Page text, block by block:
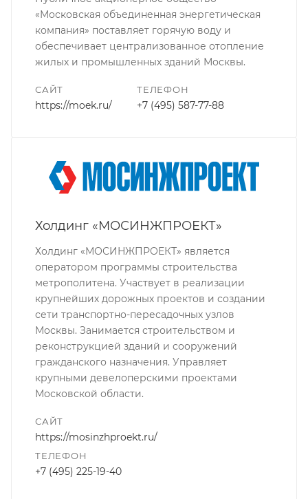
«Московская объединенная энергетическая
компания» поставляет горячую воду и
обеспечивает централизованное отопление
жилых и промышленных зданий Москвы.
САЙТ
https://moek.ru/
ТЕЛЕФОН
+7 (495) 587-77-88
Холдинг «МОСИНЖПРОЕКТ»
Холдинг «МОСИНЖПРОЕКТ» является
оператором программы строительства
метрополитена. Участвует в реализации
крупнейших дорожных проектов и создании
сети транспортно-пересадочных узлов
Москвы. Занимается строительством и
реконструкцией зданий и сооружений
гражданского назначения. Управляет
крупными девелоперскими проектами
Московской области.
САЙТ
https://mosinzhproekt.ru/
ТЕЛЕФОН
+7 (495) 225-19-40